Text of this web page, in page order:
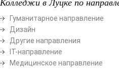
Гуманитарное направление
Дизайн
Другие направления
ІТ-направление
Медицинское направление